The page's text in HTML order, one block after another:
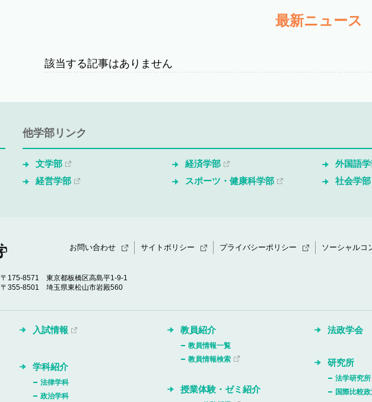
最新ニュース
該当する記事はありません
他学部リンク
文学部 経済学部
外国語
経営学部
スポーツ・健康科学部 社会学部
〒175-8571 東京都板橋区高島平1-9-1
〒355-8501 埼玉県東松山市岩殿560
お問い合わせ サイトポリシー プライバシーポリシー ソーシャルコ
入試情報
学科紹介
法律学科
政治学科
教員紹介
教員情報一覧
教員情報検索
授業体験・ゼミ紹介
法政学会
研究所
法学研究所
国際比較